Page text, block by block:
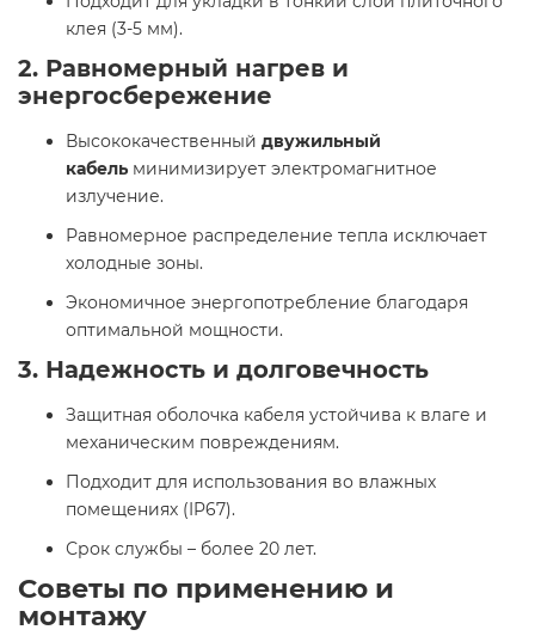
клея (3-5 мм).
2. Равномерный нагрев и
энергосбережение
Высококачественный двужильный
кабель минимизирует электромагнитное
излучение.
Равномерное распределение тепла исключает
холодные зоны.
Экономичное энергопотребление благодаря
оптимальной мощности.
3. Надежность и долговечность
Защитная оболочка кабеля устойчива к влаге и
механическим повреждениям.
Подходит для использования во влажных
помещениях (IP67).
Срок службы – более 20 лет.
Советы по применению и
монтажу